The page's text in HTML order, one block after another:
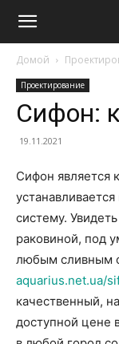
Домой
Проектирование
Сифон:
19.11.2021
Сифон является
систему.
раковиной, под
любым сливным
aquarius.net.ua/
качественный,
доступной цене